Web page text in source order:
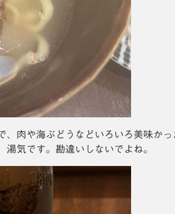
肉や海ぶどうなどいろいろ美味か
気です。勘違いしないでよね。